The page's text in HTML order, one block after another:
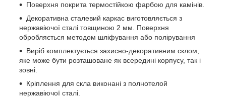
Поверхня покрита термостійкою фарбою для камінів.
Декоративна сталевий каркас виготовляється з
нержавіючої сталі товщиною 2 мм. Поверхня
обробляється методом шліфування або полірування
Виріб комплектується захисно-декоративним склом,
яке може бути розташоване як всередині корпусу, так і
зовні.
Кріплення для скла виконані з полнотелой
нержавіючої сталі.